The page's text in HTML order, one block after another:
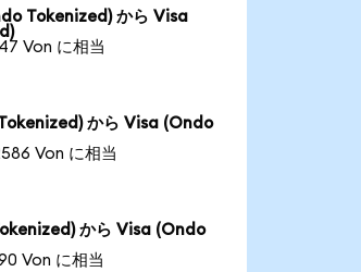
Tokenized) から Visa
Von に相当
から Visa (Ondo
Von に相当
から Visa (Ondo
Von に相当